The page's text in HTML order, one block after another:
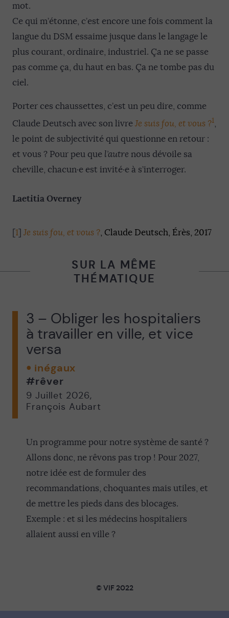
mot.
Ce qui m’étonne, c’est encore une fois comment la
langue du DSM essaime jusque dans le langage le
plus courant, ordinaire, industriel. Ça ne se passe
pas comme ça, du haut en bas. Ça ne tombe pas du
ciel.
Porter ces chaussettes, c’est un peu dire, comme
Claude Deutsch avec son livreJe suis fou, et vous ?1,
le point de subjectivité qui questionne en retour :
et vous ? Pour peu que l’autre nous dévoile sa
cheville, chacun·e est invité·e à s’interroger.
Laetitia Overney
[1] Je suis fou, et vous ?, Claude Deutsch, Érès, 2017
SUR LA MÊME
THÉMATIQUE
3 – Obliger les hospitaliers
à travailler en ville, et vice
versa
inégaux
#rêver
9 Juillet 2026,
François Aubart
Un programme pour notre système de santé ?
Allons donc, ne rêvons pas trop ! Pour 2027,
notre idée est de formuler des
recommandations, choquantes mais utiles, et
de mettre les pieds dans des blocages.
Exemple : et si les médecins hospitaliers
allaient aussi en ville ?
© VIF 2022
SOUTENIR VIF